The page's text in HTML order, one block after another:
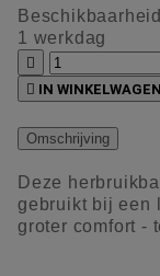
1 werkdag

 IN WINKELWAGEN
Omschrijving
Deze
gebruikt bij een
groter comfort -